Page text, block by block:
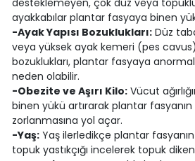
desteklemeyen, çok düz veya
ayakkabılar plantar fasyaya binen
-Ayak Yapısı Bozuklukları:Düz
veya yüksek ayak kemeri (pes cavus)
bozuklukları, plantar fasyaya
neden olabilir.
-Obezite ve Aşırı Kilo:Vücut
binen yükü artırarak plantar
zorlanmasına yol açar.
-Yaş:Yaş ilerledikçe plantar
topuk yastıkçığı incelerek topuk